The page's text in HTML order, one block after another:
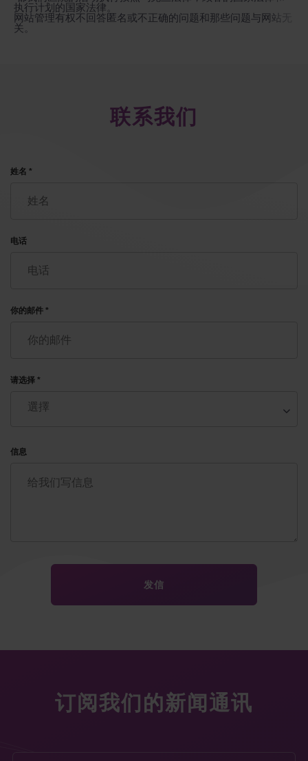
执行计划的国家法律。
网站管理有权不回答匿名或不正确的问题和那些问题与网站无
关。
联系我们
姓名 *
电话
你的邮件 *
请选择 *
信息
订阅我们的新闻通讯